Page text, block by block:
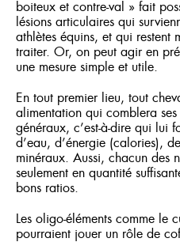
boiteux et contre-val » fait
lésions articulaires qui
athlètes équins, et qui restent
traiter. Or, on peut agir en
une mesure simple et utile.
En tout premier lieu, tout
alimentation qui comblera ses
généraux, c’est-à-dire qui lui
d’eau, d’énergie (calories),
minéraux. Aussi, chacun des
seulement en quantité
bons ratios.
Les oligo-éléments comme le
pourraient jouer un rôle de